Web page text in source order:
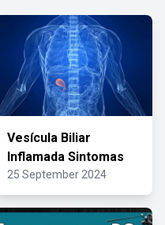
Vesícula Biliar
Inflamada Sintomas
25 September 2024